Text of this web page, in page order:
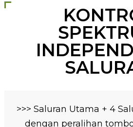
>>> Saluran Utama + 4
dengan peralihan